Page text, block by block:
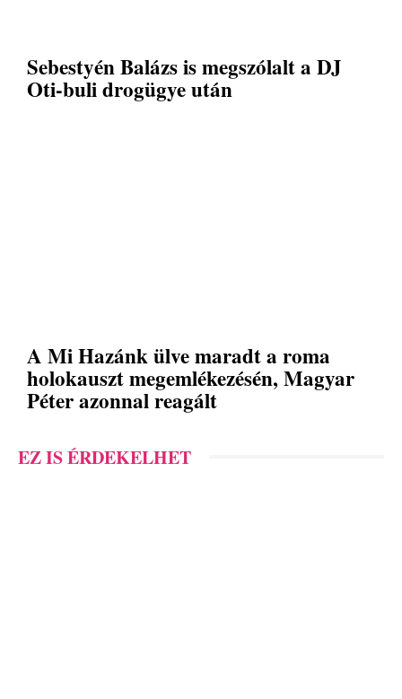
Sebestyén Balázs is megszólalt a DJ
Oti-buli drogügye után
A Mi Hazánk ülve maradt a roma
holokauszt megemlékezésén, Magyar
Péter azonnal reagált
EZ IS ÉRDEKELHET